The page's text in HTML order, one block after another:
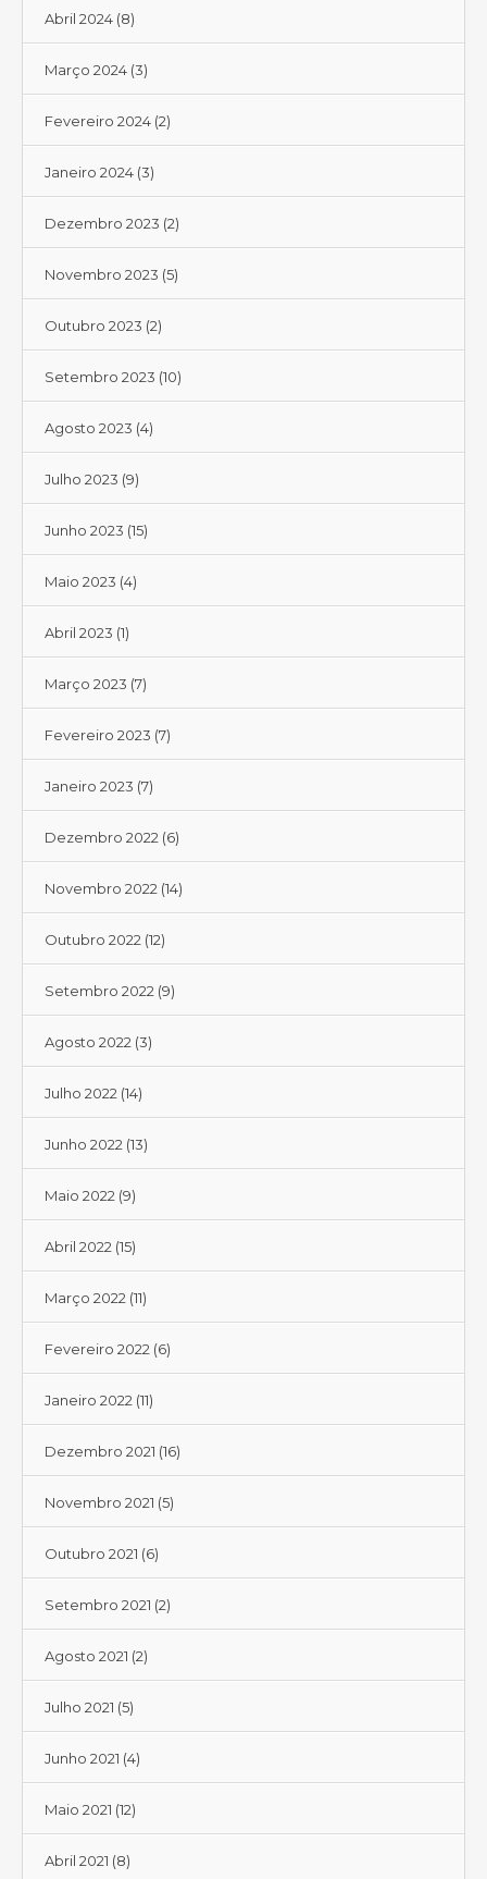
Abril 2024 (8)
Março 2024 (3)
Fevereiro 2024 (2)
Janeiro 2024 (3)
Dezembro 2023 (2)
Novembro 2023 (5)
Outubro 2023 (2)
Setembro 2023 (10)
Agosto 2023 (4)
Julho 2023 (9)
Junho 2023 (15)
Maio 2023 (4)
Abril 2023 (1)
Março 2023 (7)
Fevereiro 2023 (7)
Janeiro 2023 (7)
Dezembro 2022 (6)
Novembro 2022 (14)
Outubro 2022 (12)
Setembro 2022 (9)
Agosto 2022 (3)
Julho 2022 (14)
Junho 2022 (13)
Maio 2022 (9)
Abril 2022 (15)
Março 2022 (11)
Fevereiro 2022 (6)
Janeiro 2022 (11)
Dezembro 2021 (16)
Novembro 2021 (5)
Outubro 2021 (6)
Setembro 2021 (2)
Agosto 2021 (2)
Julho 2021 (5)
Junho 2021 (4)
Maio 2021 (12)
Abril 2021 (8)